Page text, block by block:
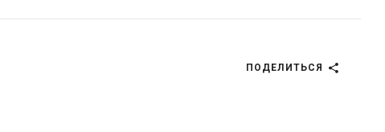
ПОДЕЛИТЬСЯ